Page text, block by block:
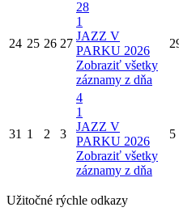
24 25 26 27
28
1
JAZZ V
PARKU 2026
Zobraziť všetky
záznamy z dňa
31 1 2 3
4
1
JAZZ V
PARKU 2026
Zobraziť všetky
záznamy z dňa
5
Užitočné rýchle odkazy